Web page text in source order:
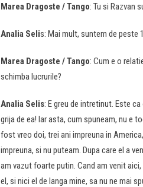
Marea Dragoste / Tango: Tu si Razvan
Analia Selis: Mai mult, suntem de peste
Marea Dragoste / Tango: Cum e o
schimba lucrurile?
Analia Selis: E greu de intretinut. Este
grija de ea! Iar asta, cum spuneam, nu e
fost vreo doi, trei ani impreuna in
impreuna, si nu puteam. Dupa care el a
am vazut foarte putin. Cand am venit
el, si nici el de langa mine, sa nu ne mai